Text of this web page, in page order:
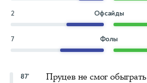
2 Офсайды
7 Фолы
87'
Пруцев не смог